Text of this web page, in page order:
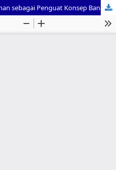
Mahjong Math: Media Permainan sebagai Penguat Konsep Bangun Datar dan Bangun Ruang dalam Pembelajaran Matematika